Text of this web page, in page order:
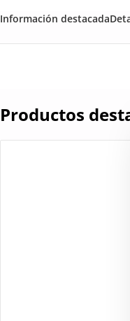
Información destacada
Productos